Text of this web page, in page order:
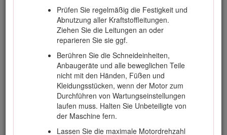
Prüfen Sie regelmäßig die Festigkeit und
Abnutzung aller Kraftstoffleitungen.
Ziehen Sie die Leitungen an oder
reparieren Sie sie ggf.
Berühren Sie die Schneideinheiten,
Anbaugeräte und alle beweglichen Teile
nicht mit den Händen, Füßen und
Kleidungsstücken, wenn der Motor zum
Durchführen von Wartungseinstellungen
laufen muss. Halten Sie Unbeteiligte von
der Maschine fern.
Lassen Sie die maximale Motordrehzahl
Fahren Sie beim engen Wenden langsam.
Vermeiden Sie es, unvermittelt
abzubremsen oder loszufahren.
Räumen Sie in der Nähe von oder beim
Überqueren von Straßen immer das
Vorfahrtsrecht ein.
Treten Sie auf die Betriebsbremse, wenn
Sie bergab fahren, um die
Vorwärtsgeschwindigkeit niedrig zu halten
und die Kontrolle über die Maschine zu
behalten.
Legen Sie beim Einsatz einer Maschine mit einem